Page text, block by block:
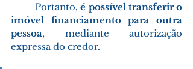
	Portanto
, é possível transferir o
imóvel financiamento para outra
pessoa, mediante autorização
expressa do credor.